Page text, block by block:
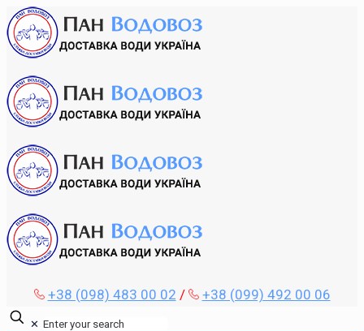
+38 (098) 483 00 02 / +38 (099) 492 00 06
✕